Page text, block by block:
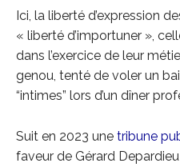
Ici, la liberté d’expression
« liberté d’importuner »,
dans l’exercice de leur
genou, tenté de voler un
“intimes” lors d’un dîner
Suit en 2023 une tribune
faveur de Gérard